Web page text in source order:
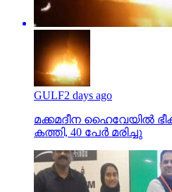
GULF2 days ago
മക്കമദീന ഹൈവേയില്‍
കത്തി, 40 പേര്‍ മരിച്ചു